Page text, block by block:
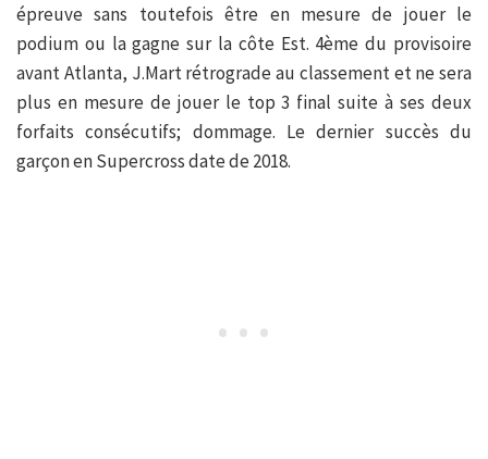
épreuve sans toutefois être en mesure de jouer le
podium ou la gagne sur la côte Est. 4ème du provisoire
avant Atlanta, J.Mart rétrograde au classement et ne sera
plus en mesure de jouer le top 3 final suite à ses deux
forfaits consécutifs; dommage. Le dernier succès du
garçon en Supercross date de 2018.